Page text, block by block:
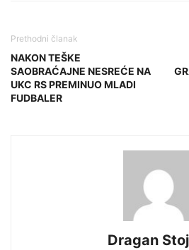
Prethodni članak
NAKON TEŠKE
SAOBRAĆAJNE NESREĆE NA
UKC RS PREMINUO MLADI
FUDBALER
Dragan